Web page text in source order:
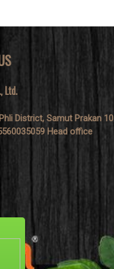
Ltd.
District, Samut Prakan
Head office